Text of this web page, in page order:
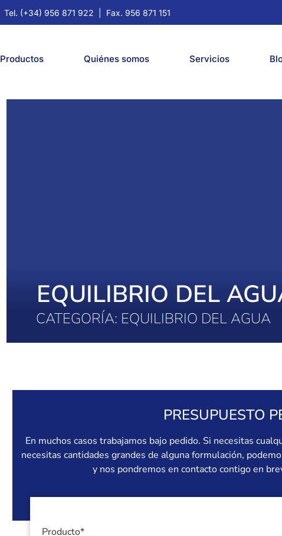
Tel. (+34) 956 871 922 | Fax. 956 871 151
Productos Quiénes somos Servicios
EQUILIBRIO DEL
CATEGORÍA: EQUILIBRIO DEL AGUA
PRESUPUESTO
En muchos casos trabajamos bajo pedido. Si necesitas
necesitas cantidades grandes de alguna formulación,
y nos pondremos en contacto contigo en
Producto*